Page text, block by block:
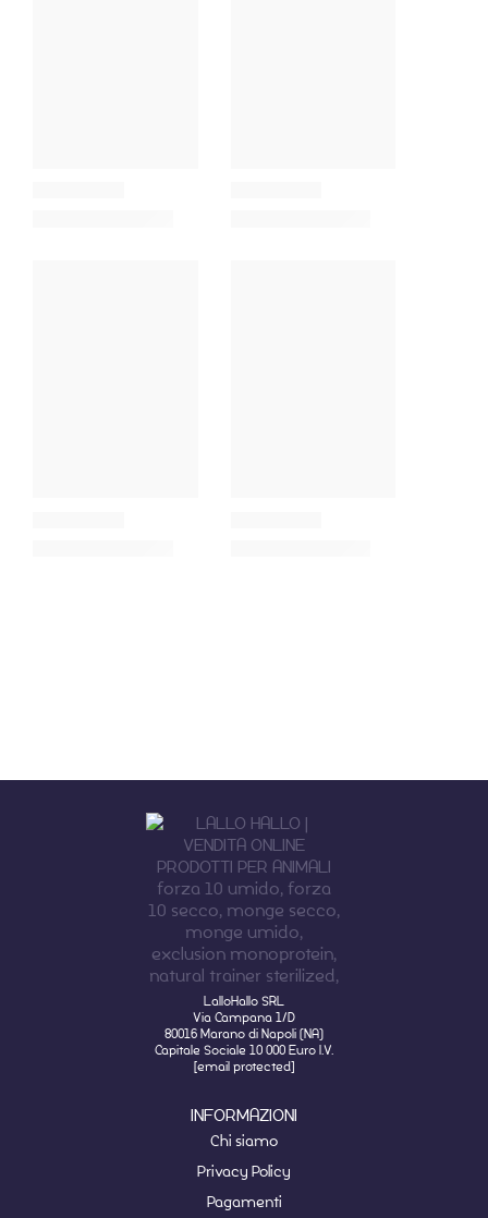
LalloHallo SRL
Via Campana 1/D
80016 Marano di Napoli (NA)
Capitale Sociale 10 000 Euro I.V.
[email protected]
INFORMAZIONI
Chi siamo
Privacy Policy
Pagamenti